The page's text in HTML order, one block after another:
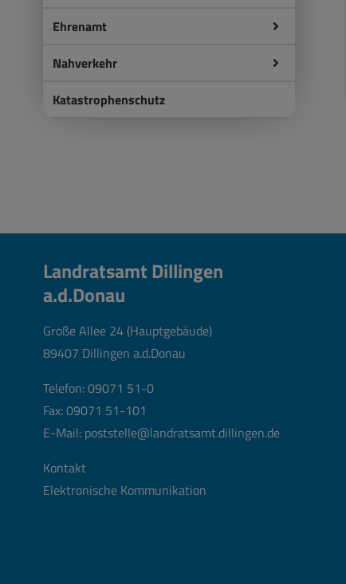
Ehrenamt
Nahverkehr
Katastrophenschutz
Landratsamt Dillingen
a.d.Donau
Große Allee 24 (Hauptgebäude)
89407 Dillingen a.d.Donau
Telefon:09071 51-0
Fax: 09071 51-101
E-Mail: poststelle@landratsamt.dillingen.de
Kontakt
Elektronische Kommunikation